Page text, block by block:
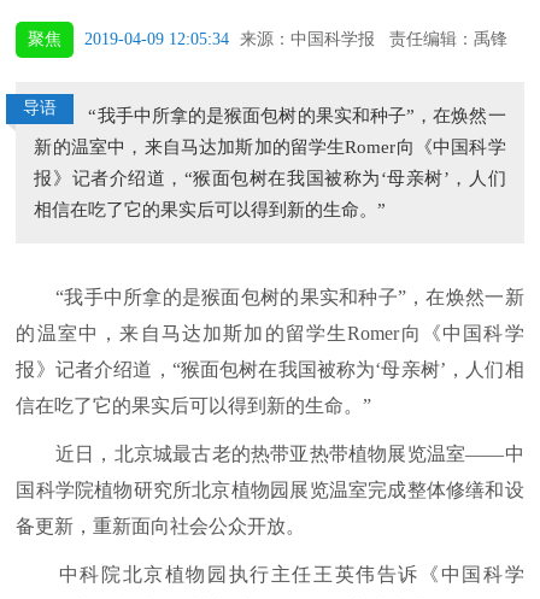
聚焦 2019-04-09 12:05:34 来源：中国科学报 责任编辑：禹锋
导语
“我手中所拿的是猴面包树的果实和种子”，在焕然一
新的温室中，来自马达加斯加的留学生Romer向《中国科学
报》记者介绍道，“猴面包树在我国被称为‘母亲树’，人们
相信在吃了它的果实后可以得到新的生命。”
“我手中所拿的是猴面包树的果实和种子”，在焕然一新
的温室中，来自马达加斯加的留学生Romer向《中国科学
报》记者介绍道，“猴面包树在我国被称为‘母亲树’，人们相
信在吃了它的果实后可以得到新的生命。”
近日，北京城最古老的热带亚热带植物展览温室——中
国科学院植物研究所北京植物园展览温室完成整体修缮和设
备更新，重新面向社会公众开放。
中科院北京植物园执行主任王英伟告诉《中国科学